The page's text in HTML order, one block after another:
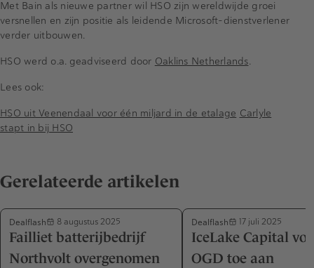
Met Bain als nieuwe partner wil HSO zijn wereldwijde groei
versnellen en zijn positie als leidende Microsoft-dienstverlener
verder uitbouwen.
HSO werd o.a. geadviseerd door Oaklins Netherlands.
Lees ook:
HSO uit Veenendaal voor één miljard in de etalage Carlyle
stapt in bij HSO
Gerelateerde artikelen
Dealflash 8 augustus 2025
Failliet batterijbedrijf
Northvolt overgenomen
Dealflash 17 juli 2025
IceLake Capital
OGD toe aan